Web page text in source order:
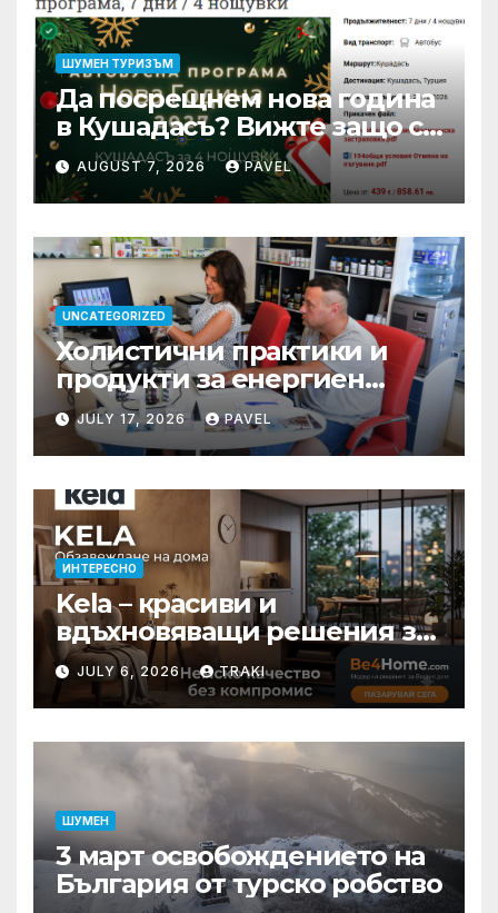
ШУМЕН ТУРИЗЪМ
Да посрещнем нова година
в Кушадасъ? Вижте защо си
заслужава …
AUGUST 7, 2026 PAVEL
UNCATEGORIZED
Холистични практики и
продукти за енергиен
баланс в ежедневието
JULY 17, 2026 PAVEL
ИНТЕРЕСНО
Kela – красиви и
вдъхновяващи решения за
вашия дом
JULY 6, 2026 TRAKI
ШУМЕН
3 март освобождението на
България от турско робство